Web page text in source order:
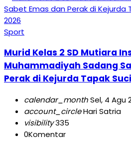
Sport
Murid Kelas 2 SD Mutiara
Muhammadiyah Sadang
Perak di Kejurda Tapak
calendar_monthSel, 4 Agu
account_circleHari Satria
visibility335
0Komentar